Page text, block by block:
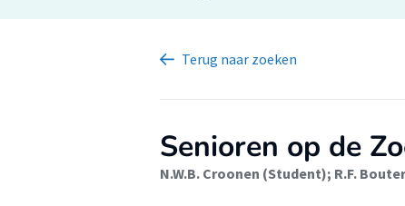
Terug naar zoeken
Senioren op de
N.W.B. Croonen (Student); R.F.